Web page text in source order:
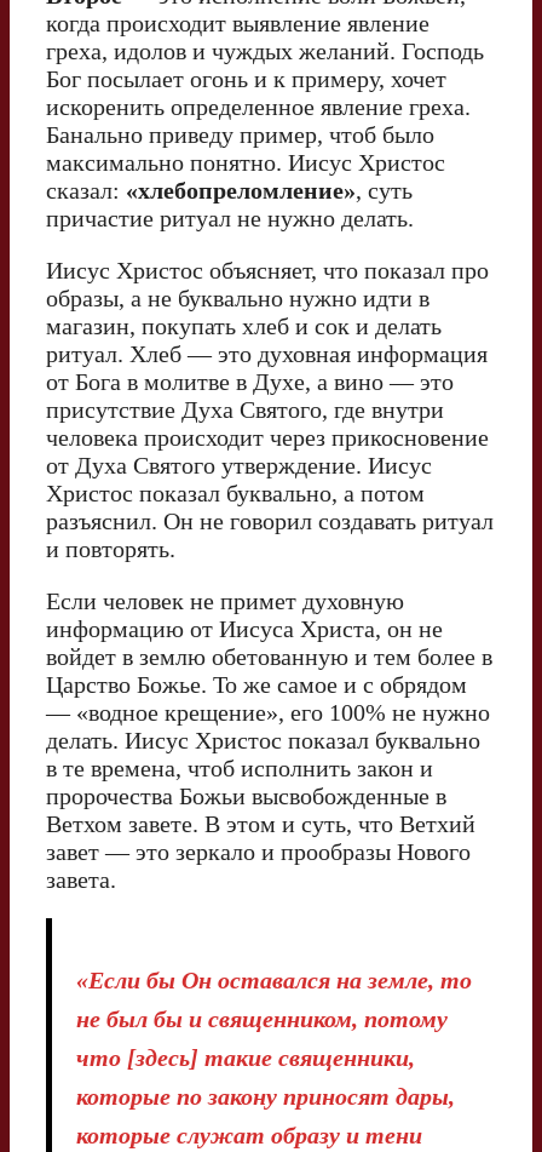
когда происходит выявление явление
греха, идолов и чуждых желаний. Господь
Бог посылает огонь и к примеру, хочет
искоренить определенное явление греха.
Банально приведу пример, чтоб было
максимально понятно. Иисус Христос
сказал: «хлебопреломление», суть
причастие ритуал не нужно делать.
Иисус Христос объясняет, что показал про
образы, а не буквально нужно идти в
магазин, покупать хлеб и сок и делать
ритуал. Хлеб — это духовная информация
от Бога в молитве в Духе, а вино — это
присутствие Духа Святого, где внутри
человека происходит через прикосновение
от Духа Святого утверждение. Иисус
Христос показал буквально, а потом
разъяснил. Он не говорил создавать ритуал
и повторять.
Если человек не примет духовную
информацию от Иисуса Христа, он не
войдет в землю обетованную и тем более в
Царство Божье. То же самое и с обрядом
— «водное крещение», его 100% не нужно
делать. Иисус Христос показал буквально
в те времена, чтоб исполнить закон и
пророчества Божьи высвобожденные в
Ветхом завете. В этом и суть, что Ветхий
завет — это зеркало и прообразы Нового
завета.
«Если бы Он оставался на земле, то
не был бы и священником, потому
что [здесь] такие священники,
которые по закону приносят дары,
которые служат образу и тени